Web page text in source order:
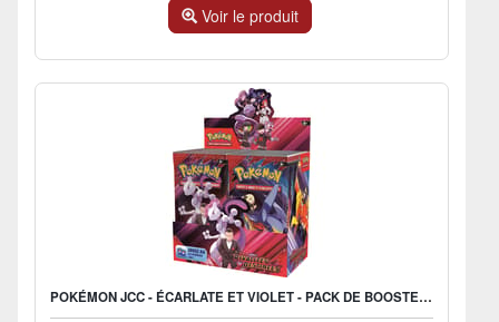
Voir le produit
POKÉMON JCC - ÉCARLATE ET VIOLET - PACK DE BOOSTER EV10 RIVALITÉS DESTINÉES (DISPLAY X36) - FR